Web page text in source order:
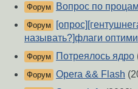
Форум Вопрос по процам
Форум
называть?]флаги
Форум Потреялось ядро
Форум Opera && Flash